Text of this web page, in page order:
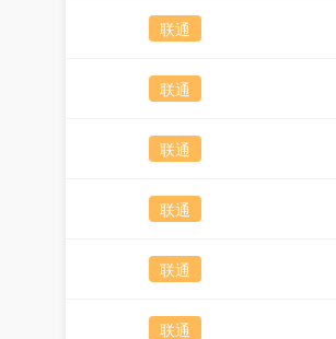
联通
联通
联通
联通
联通
联通